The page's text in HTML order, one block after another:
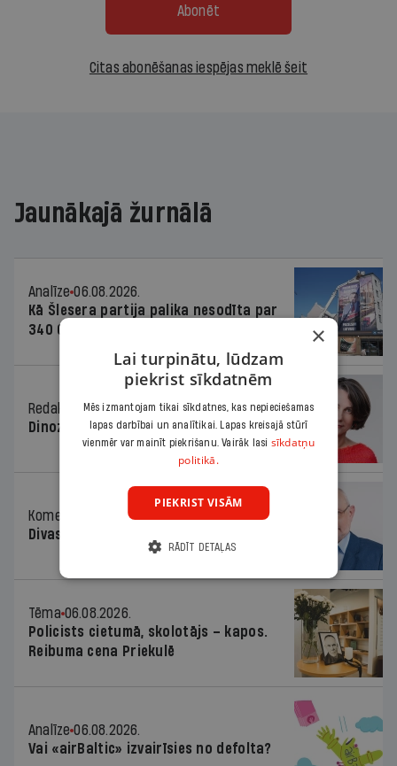
Abonēt
Citas abonēšanas iespējas meklē šeit
Jaunākajā žurnālā
Analīze 06.08.2026.
Kā Šlesera partija palika nesodīta par
340 000 vērtu reklāmas kampaņu
Redaktores sleja 06.08.2026.
Dinozaura triks
Komentārs
06.08.2026.
Divas koalīcijas
Tēma 06.08.2026.
Policists cietumā, skolotājs – kapos.
Reibuma cena Priekulē
Analīze 06.08.2026.
Vai «airBaltic» izvairīsies no defolta?
×
Lai turpinātu, lūdzam
piekrist sīkdatnēm
Mēs izmantojam tikai sīkdatnes, kas nepieciešamas
lapas darbībai un analītikai. Lapas kreisajā stūrī
vienmēr var mainīt piekrišanu. Vairāk lasi sīkdatņu
politikā.
PIEKRIST VISĀM
RĀDĪT DETAĻAS